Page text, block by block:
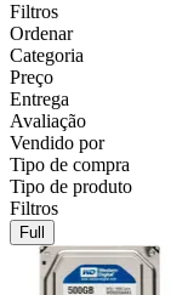
Filtros
Ordenar
Categoria
Preço
Entrega
Avaliação
Vendido por
Tipo de compra
Tipo de produto
Filtros
Full